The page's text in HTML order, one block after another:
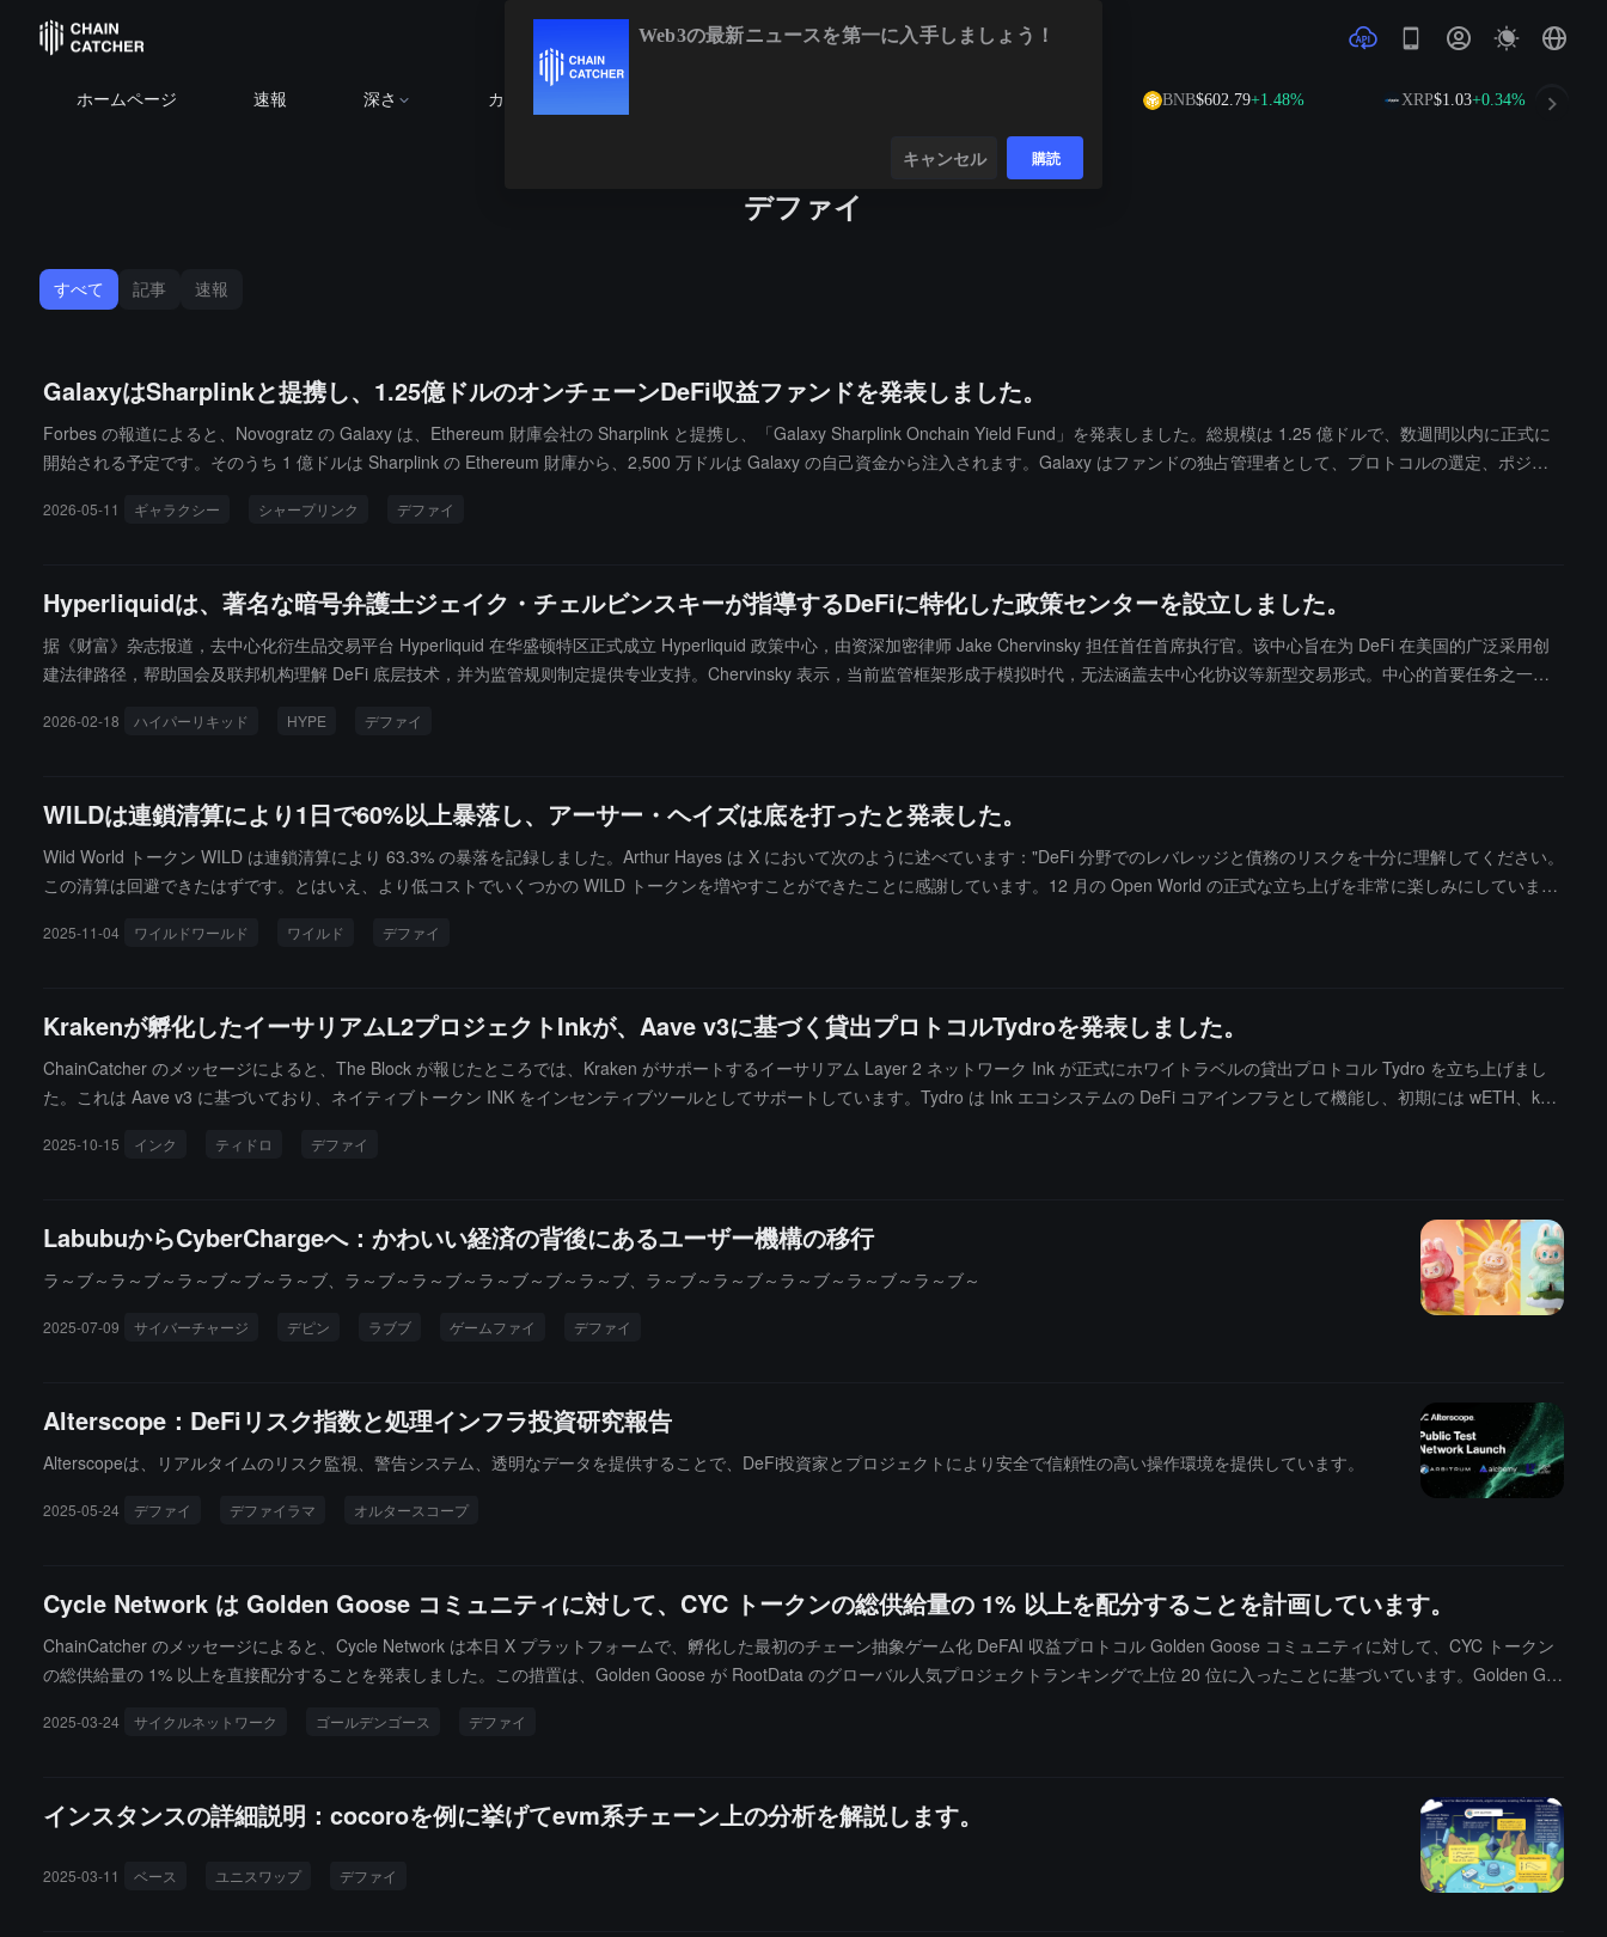
ホームページ 速報 深さ カレンダー BNB$602.79+1.48% XRP$1.03+0.34%
デファイ
すべて 記事 速報
GalaxyはSharplinkと提携し、1.25億ドルのオンチェーンDeFi収益ファンドを発表しました。
Forbes の報道によると、Novogratz の Galaxy は、Ethereum 財庫会社の Sharplink と提携し、「Galaxy Sharplink Onchain Yield Fund」を発表しました。総規模は 1.25 億ドルで、数週間以内に正式に
開始される予定です。そのうち 1 億ドルは Sharplink の Ethereum 財庫から、2,500 万ドルは Galaxy の自己資金から注入されます。Galaxy はファンドの独占管理者として、プロトコルの選定、ポジシ
2026-05-11 ギャラクシー シャープリンク デファイ
Hyperliquidは、著名な暗号弁護士ジェイク・チェルビンスキーが指導するDeFiに特化した政策センターを設立しました。
据《财富》杂志报道，去中心化衍生品交易平台 Hyperliquid 在华盛顿特区正式成立 Hyperliquid 政策中心，由资深加密律师 Jake Chervinsky 担任首任首席执行官。该中心旨在为 DeFi 在美国的广泛采用创
建法律路径，帮助国会及联邦机构理解 DeFi 底层技术，并为监管规则制定提供专业支持。Chervinsky 表示，当前监管框架形成于模拟时代，无法涵盖去中心化协议等新型交易形式。中心的首要任务之一是
P 律师）及政策总监 Salah Ghazzal（前 Variant 政策主管）。中心目前正在招聘幕僚长、传播主管及政府关系主管等职位。
2026-02-18 ハイパーリキッド HYPE デファイ
WILDは連鎖清算により1日で60%以上暴落し、アーサー・ヘイズは底を打ったと発表した。
Wild World トークン WILD は連鎖清算により 63.3% の暴落を記録しました。Arthur Hayes は X において次のように述べています："DeFi 分野でのレバレッジと債務のリスクを十分に理解してください。
この清算は回避できたはずです。とはいえ、より低コストでいくつかの WILD トークンを増やすことができたことに感謝しています。12 月の Open World の正式な立ち上げを非常に楽しみにしていま
起こされたものではありません。プロトコルはハッキングを受けておらず、ユーザーの資金が盗まれることもなく、Wilder World のコアシステムにも障害は発生していません。清算はまだ進行中であ
2025-11-04 ワイルドワールド ワイルド デファイ
Krakenが孵化したイーサリアムL2プロジェクトInkが、Aave v3に基づく貸出プロトコルTydroを発表しました。
ChainCatcher のメッセージによると、The Block が報じたところでは、Kraken がサポートするイーサリアム Layer 2 ネットワーク Ink が正式にホワイトラベルの貸出プロトコル Tydro を立ち上げまし
た。これは Aave v3 に基づいており、ネイティブトークン INK をインセンティブツールとしてサポートしています。Tydro は Ink エコシステムの DeFi コアインフラとして機能し、初期には wETH、kBT
ます。Ink の現在のチェーン上のロックされた総価値は 1.4 億ドルを突破しています。
2025-10-15 インク ティドロ デファイ
LabubuからCyberChargeへ：かわいい経済の背後にあるユーザー機構の移行
ラ～ブ～ラ～ブ～ラ～ブ～ブ～ラ～ブ、ラ～ブ～ラ～ブ～ラ～ブ～ブ～ラ～ブ、ラ～ブ～ラ～ブ～ラ～ブ～ラ～ブ～ラ～ブ～
2025-07-09 サイバーチャージ デピン ラブブ ゲームファイ デファイ
Alterscope：DeFiリスク指数と処理インフラ投資研究報告
Alterscopeは、リアルタイムのリスク監視、警告システム、透明なデータを提供することで、DeFi投資家とプロジェクトにより安全で信頼性の高い操作環境を提供しています。
2025-05-24 デファイ デファイラマ オルタースコープ
Cycle Network は Golden Goose コミュニティに対して、CYC トークンの総供給量の 1% 以上を配分することを計画しています。
ChainCatcher のメッセージによると、Cycle Network は本日 X プラットフォームで、孵化した最初のチェーン抽象ゲーム化 DeFAI 収益プロトコル Golden Goose コミュニティに対して、CYC トークン
の総供給量の 1% 以上を直接配分することを発表しました。この措置は、Golden Goose が RootData のグローバル人気プロジェクトランキングで上位 20 位に入ったことに基づいています。Golden Go
ークン配分が Golden Goose エコシステムの発展をさらに促進し、その革新的な機能の実現を加速すると述べています。
2025-03-24 サイクルネットワーク ゴールデンゴース デファイ
インスタンスの詳細説明：cocoroを例に挙げてevm系チェーン上の分析を解説します。
2025-03-11 ベース ユニスワップ デファイ
Web3の最新ニュースを第一に入手しましょう！
キャンセル 購読